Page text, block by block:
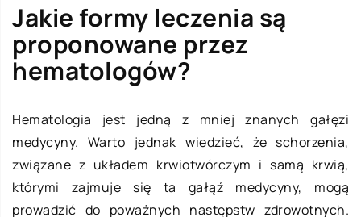
Jakie formy leczenia są
proponowane przez
hematologów?
Hematologia jest jedną z mniej znanych gałęzi
medycyny. Warto jednak wiedzieć, że schorzenia,
związane z układem krwiotwórczym i samą krwią,
którymi zajmuje się ta gałąź medycyny, mogą
prowadzić do poważnych następstw zdrowotnych.